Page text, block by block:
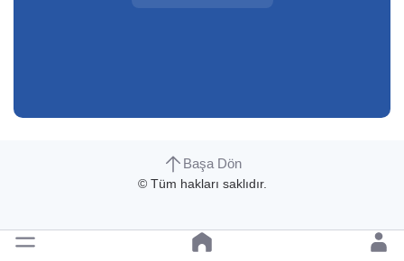
Başa Dön
© Tüm hakları saklıdır.